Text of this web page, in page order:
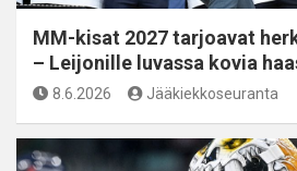
MM-kisat 2027 tarjoavat
– Leijonille luvassa kovia
8.6.2026 Jääkiekkoseuranta